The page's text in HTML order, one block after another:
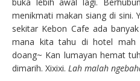
menikmati makan siang di sini.
sekitar Kebon Cafe ada
mana kita tahu di hotel mah
doang~ Kan lumayan hemat
dimarih. Xixixi. Lah malah